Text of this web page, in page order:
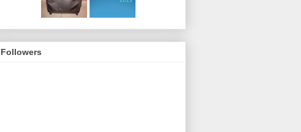
Followers